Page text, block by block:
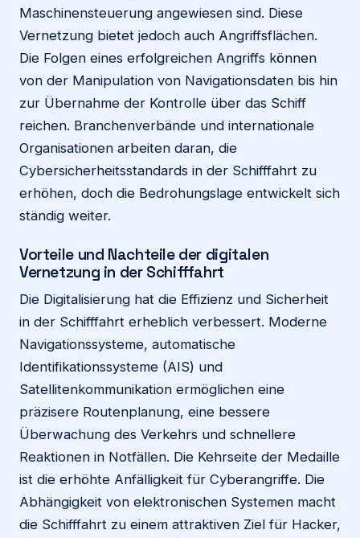
Maschinensteuerung angewiesen sind. Diese
Vernetzung bietet jedoch auch Angriffsflächen.
Die Folgen eines erfolgreichen Angriffs können
von der Manipulation von Navigationsdaten bis hin
zur Übernahme der Kontrolle über das Schiff
reichen. Branchenverbände und internationale
Organisationen arbeiten daran, die
Cybersicherheitsstandards in der Schifffahrt zu
erhöhen, doch die Bedrohungslage entwickelt sich
ständig weiter.
Vorteile und Nachteile der digitalen
Vernetzung in der Schifffahrt
Die Digitalisierung hat die Effizienz und Sicherheit
in der Schifffahrt erheblich verbessert. Moderne
Navigationssysteme, automatische
Identifikationssysteme (AIS) und
Satellitenkommunikation ermöglichen eine
präzisere Routenplanung, eine bessere
Überwachung des Verkehrs und schnellere
Reaktionen in Notfällen. Die Kehrseite der Medaille
ist die erhöhte Anfälligkeit für Cyberangriffe. Die
Abhängigkeit von elektronischen Systemen macht
die Schifffahrt zu einem attraktiven Ziel für Hacker,